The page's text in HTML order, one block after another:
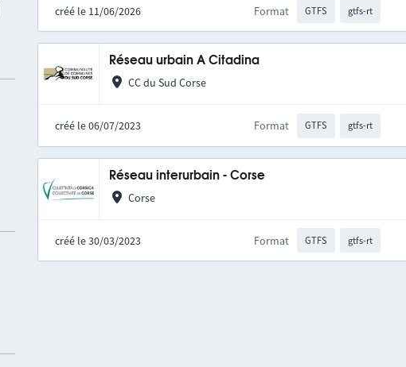
créé le 11/06/2026 Format GTFS gtfs-rt
Réseau urbain A Citadina
CC du Sud Corse
créé le 06/07/2023 Format GTFS gtfs-rt
Réseau interurbain - Corse
Corse
créé le 30/03/2023 Format GTFS gtfs-rt